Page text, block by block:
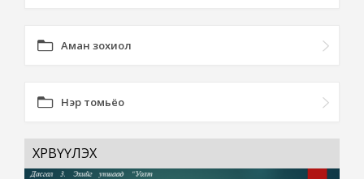
Аман зохиол
Нэр томьёо
ХӨРВҮҮЛЭХ